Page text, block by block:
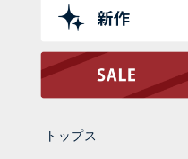
トップス